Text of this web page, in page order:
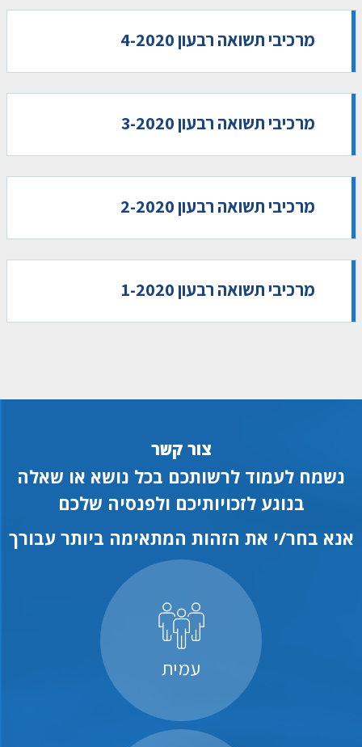
מרכיבי תשואה רבעון 4-2020
מרכיבי תשואה רבעון 3-2020
מרכיבי תשואה רבעון 2-2020
מרכיבי תשואה רבעון 1-2020
צור קשר
נשמח לעמוד לרשותכם בכל נושא או שאלה
בנוגע לזכויותיכם ולפנסיה שלכם
אנא בחר/י את הזהות המתאימה ביותר עבורך
עמית